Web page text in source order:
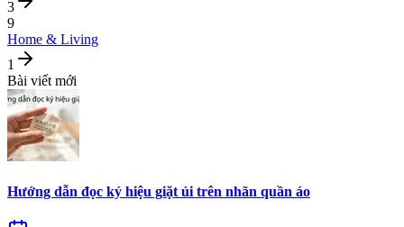
3
9
Home & Living
1
Bài viết mới
Hướng dẫn đọc ký hiệu giặt ủi trên nhãn quần áo